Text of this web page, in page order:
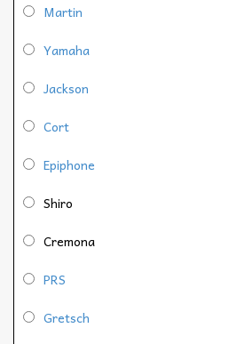
Martin
Yamaha
Jackson
Cort
Epiphone
Shiro
Cremona
PRS
Gretsch